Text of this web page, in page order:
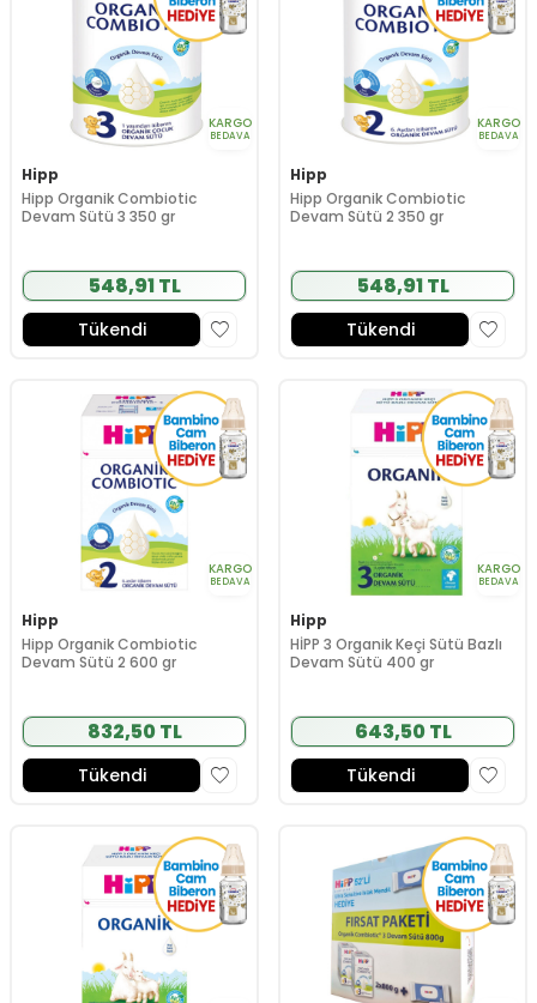
KARGO
BEDAVA
Hipp
Hipp Organik Combiotic
Devam Sütü 3 350 gr
548,91 TL
Tükendi
KARGO
BEDAVA
Hipp
Hipp Organik Combiotic
Devam Sütü 2 350 gr
548,91 TL
Tükendi
KARGO
BEDAVA
Hipp
Hipp Organik Combiotic
Devam Sütü 2 600 gr
832,50 TL
Tükendi
KARGO
BEDAVA
Hipp
HİPP 3 Organik Keçi Sütü Bazlı
Devam Sütü 400 gr
643,50 TL
Tükendi